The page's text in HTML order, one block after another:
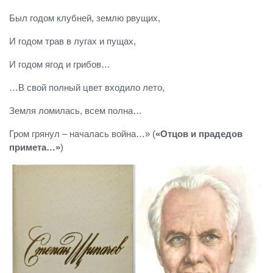
Был годом клубней, землю рвущих,
И годом трав в лугах и пущах,
И годом ягод и грибов…
…В свой полный цвет входило лето,
Земля ломилась, всем полна…
Гром грянул – началась война…» («Отцов и прадедов
примета…»)